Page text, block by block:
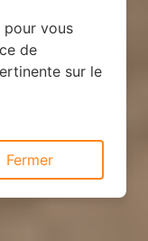
pour vous
de
sur le
Fermer